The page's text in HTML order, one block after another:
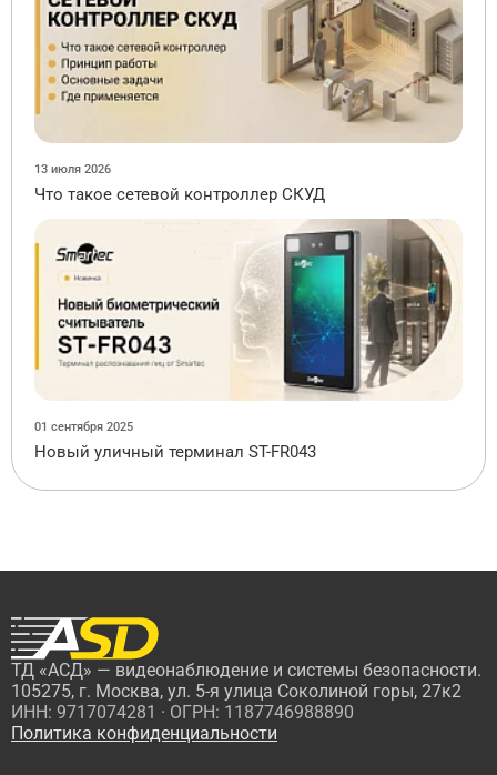
13 июля 2026
Что такое сетевой контроллер СКУД
01 сентября 2025
Новый уличный терминал ST-FR043
ТД «АСД» — видеонаблюдение и системы безопасности.
105275, г. Москва, ул. 5-я улица Соколиной горы, 27к2
ИНН: 9717074281 · ОГРН: 1187746988890
Политика конфиденциальности